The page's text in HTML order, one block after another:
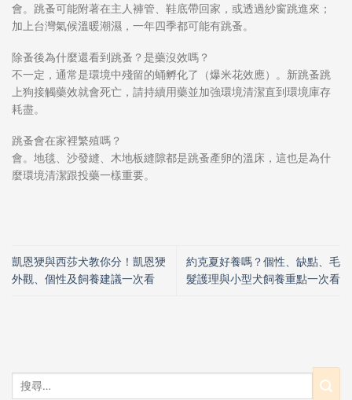
會。跳蚤可能附著在主人褲管、鞋底帶回家，或透過紗窗跳進來；
加上台灣氣候溫暖潮濕，一年四季都可能有跳蚤。
除蚤後為什麼還看到跳蚤？是藥沒效嗎？
不一定，通常是環境中殘留的蛹孵化了（爆米花效應）。新跳蚤跳
上狗接觸藥效就會死亡，請持續用藥並加強環境清潔直到環境庫存
耗盡。
跳蚤會在家裡繁殖嗎？
會。地毯、沙發縫、木地板縫隙都是跳蚤產卵的溫床，這也是為什
麼環境清潔跟投藥一樣重要。
凱恩㹴與西莎犬教你分！凱恩㹴
外觀、個性及飼養建議一次看
約克夏好養嗎？個性、缺點、毛
髮護理與小型犬飼養重點一次看